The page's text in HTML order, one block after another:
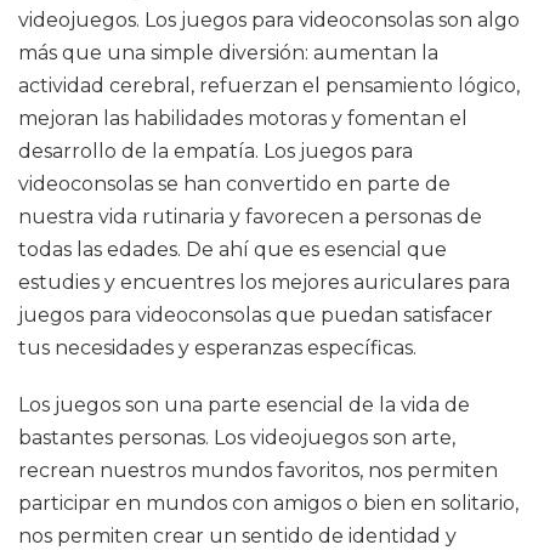
videojuegos. Los juegos para videoconsolas son algo
más que una simple diversión: aumentan la
actividad cerebral, refuerzan el pensamiento lógico,
mejoran las habilidades motoras y fomentan el
desarrollo de la empatía. Los juegos para
videoconsolas se han convertido en parte de
nuestra vida rutinaria y favorecen a personas de
todas las edades. De ahí que es esencial que
estudies y encuentres los mejores auriculares para
juegos para videoconsolas que puedan satisfacer
tus necesidades y esperanzas específicas.
Los juegos son una parte esencial de la vida de
bastantes personas. Los videojuegos son arte,
recrean nuestros mundos favoritos, nos permiten
participar en mundos con amigos o bien en solitario,
nos permiten crear un sentido de identidad y